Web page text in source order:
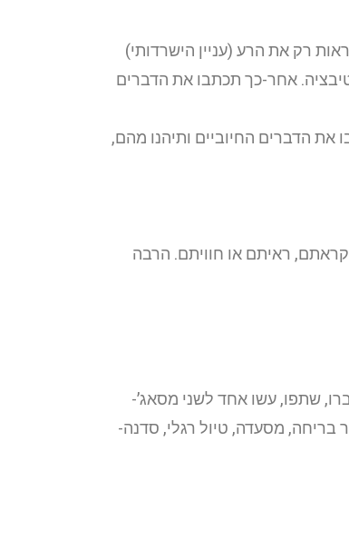
רק את הרע (עניין הישרדותי)
אחר-כך תכתבו את הדברים
הדברים החיוביים ותיהנו מהם,
ראיתם או חוויתם. הרבה
שתפו, עשו אחד לשני מסאג’-
מסעדה, טיול רגלי, סדנה-